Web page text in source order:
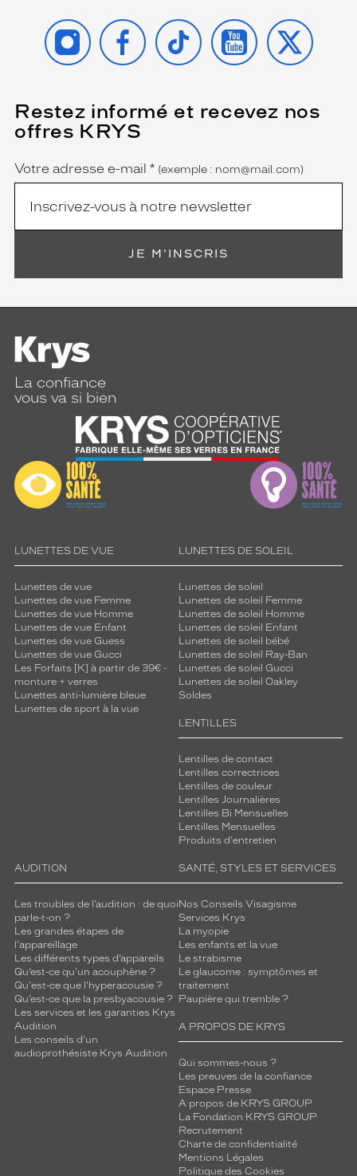
INSTAGRAMFACEBOOK
TIKTOK YOUTUBE
X
Restez informé et recevez nos
offres KRYS
Name
Votre adresse e-mail *
(Ce
champ
est
obligatoire)
(exemple : nom@mail.com)
JE M'INSCRIS
La confiance
vous va si bien
LUNETTES DE VUE
Lunettes de vue
Lunettes de vue Femme
Lunettes de vue Homme
Lunettes de vue Enfant
Lunettes de vue Guess
Lunettes de vue Gucci
Les Forfaits [K] à partir de 39€ -
monture + verres
Lunettes anti-lumière bleue
Lunettes de sport à la vue
LUNETTES DE SOLEIL
Lunettes de soleil
Lunettes de soleil Femme
Lunettes de soleil Homme
Lunettes de soleil Enfant
Lunettes de soleil bébé
Lunettes de soleil Ray-Ban
Lunettes de soleil Gucci
Lunettes de soleil Oakley
Soldes
LENTILLES
Lentilles de contact
Lentilles correctrices
Lentilles de couleur
Lentilles Journalières
Lentilles Bi Mensuelles
Lentilles Mensuelles
Produits d'entretien
AUDITION
Les troubles de l’audition : de quoi
parle-t-on ?
Les grandes étapes de
l'appareillage
Les différents types d’appareils
Qu’est-ce qu'un acouphène ?
Qu'est-ce que l'hyperacousie ?
Qu’est-ce que la presbyacousie ?
Les services et les garanties Krys
Audition
Les conseils d'un
audioprothésiste Krys Audition
SANTÉ, STYLES ET SERVICES
Nos Conseils Visagisme
Services Krys
La myopie
Les enfants et la vue
Le strabisme
Le glaucome : symptômes et
traitement
Paupière qui tremble ?
A PROPOS DE KRYS
Qui sommes-nous ?
Les preuves de la confiance
Espace Presse
A propos de KRYS GROUP
La Fondation KRYS GROUP
Recrutement
Charte de confidentialité
Mentions Légales
Politique des Cookies